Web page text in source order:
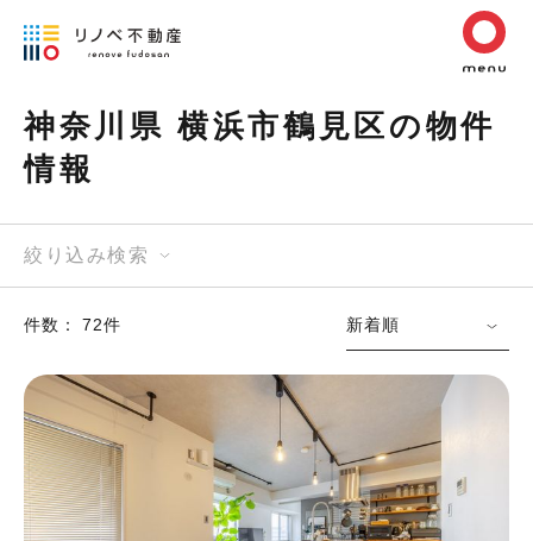
神奈川県 横浜市鶴見区の物件
情報
絞り込み検索
件数： 72件 新着順